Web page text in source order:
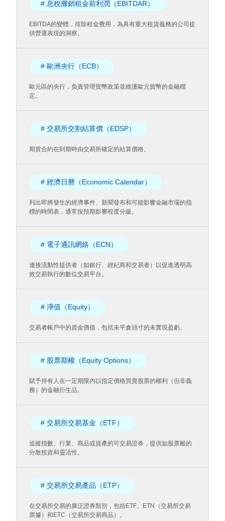
# 息稅攤銷租金前利潤（EBITDAR）
EBITDA的變體，排除租金費用，為具有重大租賃義務的公司提
供營運表現的洞察。
# 歐洲央行（ECB）
歐元區的央行，負責管理貨幣政策並維護歐元貨幣的金融穩
定。
# 交易所交割結算價（EDSP）
期貨合約在到期時由交易所確定的結算價格。
# 經濟日曆（Economic Calendar）
列出即將發生的經濟事件、新聞發布和可能影響金融市場的指
標的時間表，通常按預期影響程度分級。
# 電子通訊網絡（ECN）
連接流動性提供者（如銀行、經紀商和交易者）以促進透明高
效交易執行的數位交易平台。
# 淨值（Equity）
交易者帳戶中的資金價值，包括未平倉頭寸的未實現盈虧。
# 股票期權（Equity Options）
賦予持有人在一定期限內以指定價格買賣股票的權利（但非義
務）的金融衍生品。
# 交易所交易基金（ETF）
追蹤指數、行業、商品或資產的可交易證券，提供如股票般的
分散投資和靈活性。
# 交易所交易產品（ETP）
在交易所交易的廣泛證券類別，包括ETF、ETN（交易所交易
票據）和ETC（交易所交易商品）。